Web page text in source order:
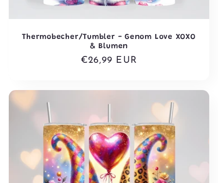
Thermobecher/Tumbler - Genom Love XOXO
& Blumen
Normaler
€26,99 EUR